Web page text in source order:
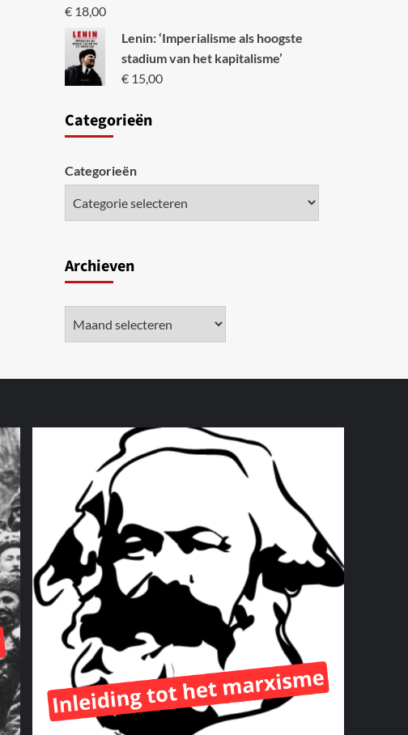
€18,00
Lenin: ‘Imperialisme als hoogste
stadium van het kapitalisme’
€15,00
Categorieën
Categorieën
Archieven